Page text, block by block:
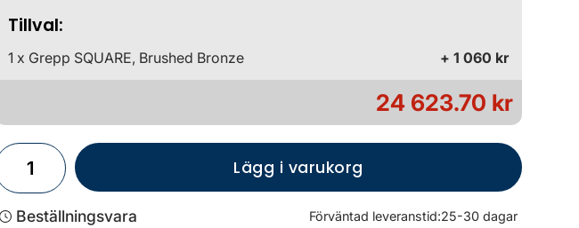
Tillval:
1 x Grepp SQUARE, Brushed Bronze + 1 060 kr
24 623.70 kr
Lägg i varukorg
Beställningsvara Förväntad leveranstid:25-30 dagar